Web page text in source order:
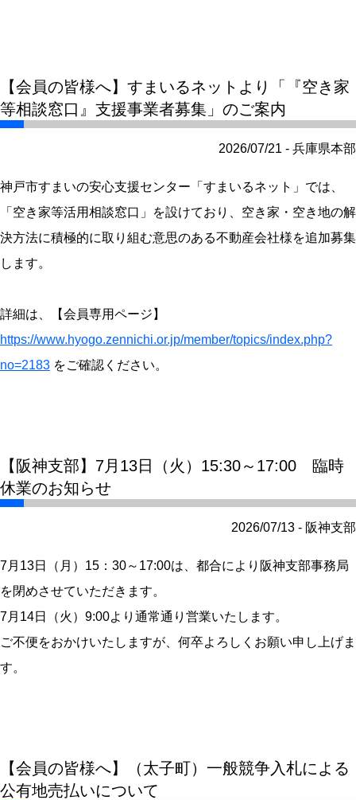
【会員の皆様へ】すまいるネットより「『空き家
等相談窓口』支援事業者募集」のご案内
2026/07/21 - 兵庫県本部
神戸市すまいの安心支援センター「すまいるネット」では、
「空き家等活用相談窓口」を設けており、空き家・空き地の解
決方法に積極的に取り組む意思のある不動産会社様を追加募集
します。
詳細は、【会員専用ページ】
https://www.hyogo.zennichi.or.jp/member/topics/index.php?
no=2183 をご確認ください。
【阪神支部】7月13日（火）15:30～17:00 臨時
休業のお知らせ
2026/07/13 - 阪神支部
7月13日（月）15：30～17:00は、都合により阪神支部事務局
を閉めさせていただきます。
7月14日（火）9:00より通常通り営業いたします。
ご不便をおかけいたしますが、何卒よろしくお願い申し上げま
す。
【会員の皆様へ】（太子町）一般競争入札による
公有地売払いについて